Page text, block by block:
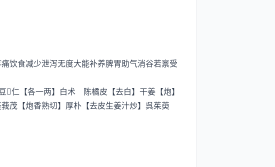
食减少泄泻无度大能补养脾胃助气消谷若禀受
【各一两】白术 陈橘皮【去白】干姜【炮】
茂【炮香熟切】厚朴【去皮生姜汁炒】呉茱萸